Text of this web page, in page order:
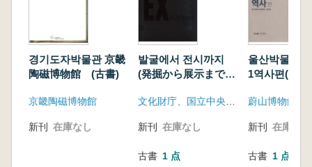
경기도자박물관 京畿
陶磁博物館 (古書)
京畿陶磁博物館
新刊 在庫なし
발굴에서 전시까지
(発掘から展示まで)
Exhibition
新刊 在庫なし
古書 1 点
울산박물관
1역사편(蔚山
編)
蔚山博物館
新刊 在庫なし
古書 1 点